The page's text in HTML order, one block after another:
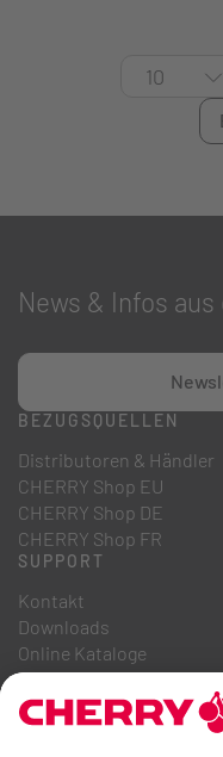
News & Infos
BEZUGSQUELLEN
Distributoren & Händler
CHERRY Shop EU
CHERRY Shop DE
CHERRY Shop FR
SUPPORT
Kontakt
Downloads
Online Kataloge
FAQ
ÜBER UNS